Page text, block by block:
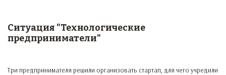
Ситуация "Технологические
предприниматели"
Три предпринимателя решили организовать стартап, для чего учредили